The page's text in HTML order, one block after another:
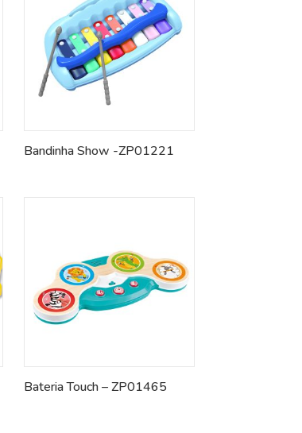
Bandinha Show -ZP01221
Bateria Touch – ZP01465